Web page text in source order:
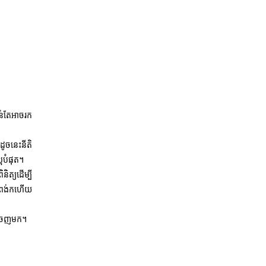
ែអាចរក
ចនេះនីតិ
បំផុត។
ត្យដើម្បី
ពង់កហើយ
េញមក។